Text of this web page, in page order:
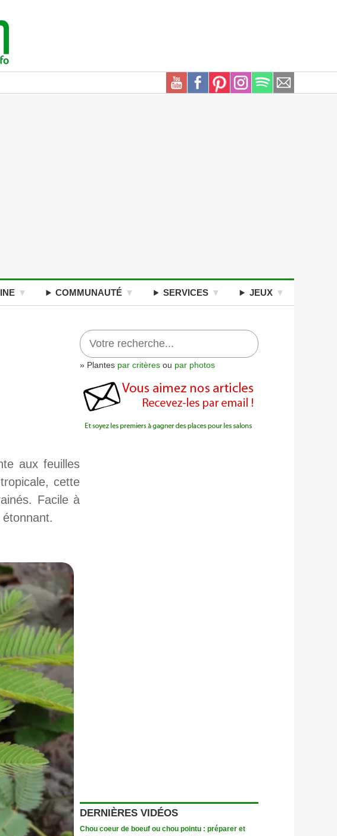
COMMUNAUTÉ SERVICES JEUX
aux feuilles
cette
Facile à
» Plantes par critères ou par photos
DERNIÈRES VIDÉOS
Chou coeur de boeuf ou chou pointu : préparer et